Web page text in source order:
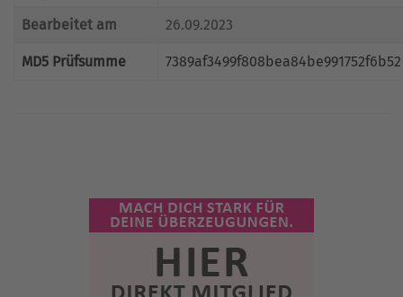
Bearbeitet am 26.09.2023
MD5 Prüfsumme 7389af3499f808bea84be991752f6b52